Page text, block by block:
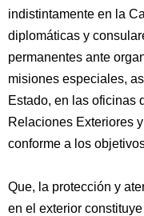
indistintamente en la
diplomáticas y
permanentes ante
misiones especiales,
Estado, en las oficinas
Relaciones Exteriores
conforme a los
Que, la protección y
en el exterior